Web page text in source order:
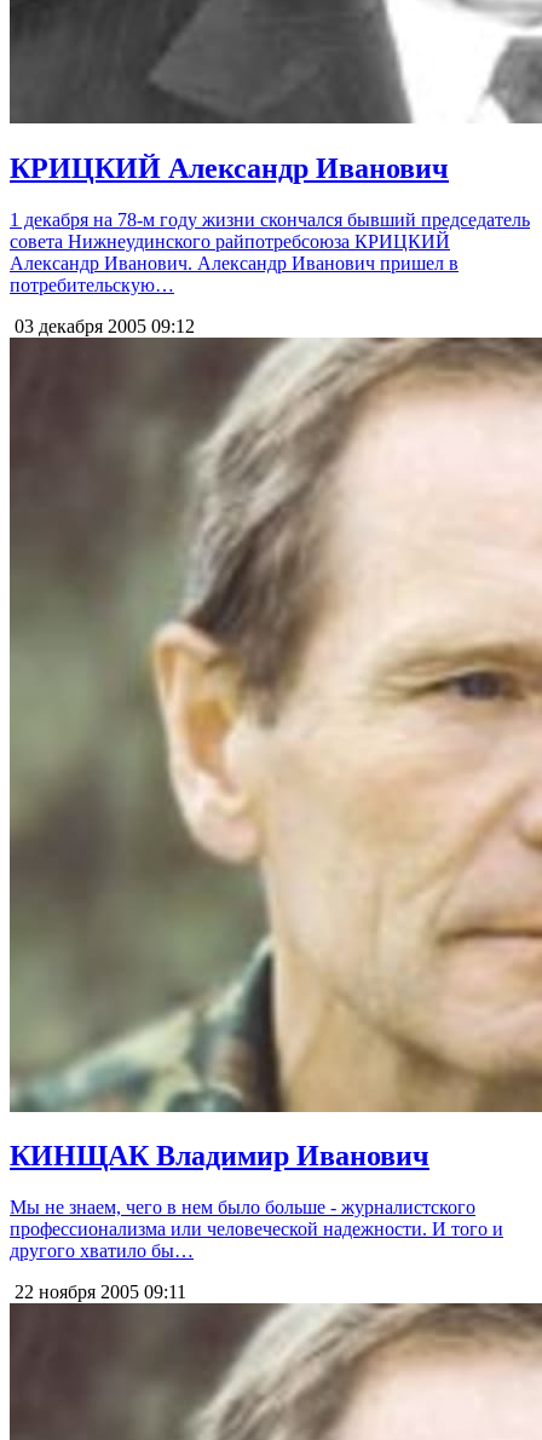
КРИЦКИЙ Александр Иванович
1 декабря на 78-м году жизни скончался бывший председатель
совета Нижнеудинского райпотребсоюза КРИЦКИЙ
Александр Иванович. Александр Иванович пришел в
потребительскую…
03 декабря 2005 09:12
КИНЩАК Владимир Иванович
Мы не знаем, чего в нем было больше - журналистского
профессионализма или человеческой надежности. И того и
другого хватило бы…
22 ноября 2005 09:11